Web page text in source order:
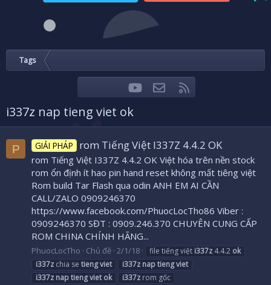
Tags
FacebookTwitteryoutubeLiên hệ
i337z nap tieng viet ok
P GIẢI PHÁP rom Tiếng Việt I337Z 4.4.2 OK
rom Tiếng Việt I337Z 4.4.2 OK Việt hóa trên nền stock
rom ổn định ít hao pin hand reset không mất tiêng việt
Rom build Tar Flash qua odin ANH EM AI CẦN
CALL/ZALO 0909246370
https://www.facebook.com/PhuocLocTho86 Viber :
0909246370 SĐT : 0909.246.370 CHUYÊN CUNG CẤP
ROM CHINA CHÍNH HÃNG...
PhuocLocTho Chủ đề 2/1/18 file tiếng việt i337z 4.4.2 ok
i337z chia se tiengviet i337z naptiengviet
i337z naptiengviet ok i337z rom gốc